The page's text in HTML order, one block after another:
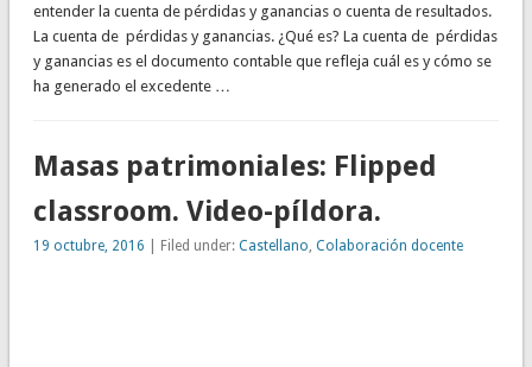
entender la cuenta de pérdidas y ganancias o cuenta de resultados.
La cuenta de pérdidas y ganancias. ¿Qué es? La cuenta de pérdidas
y ganancias es el documento contable que refleja cuál es y cómo se
ha generado el excedente …
Masas patrimoniales: Flipped
classroom. Video-píldora.
19 octubre, 2016 | Filed under: Castellano Colaboración docente